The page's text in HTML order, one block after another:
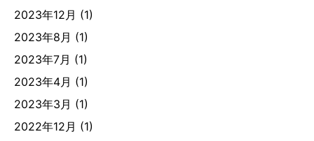
2023年12月 (1)
2023年8月 (1)
2023年7月 (1)
2023年4月 (1)
2023年3月 (1)
2022年12月 (1)